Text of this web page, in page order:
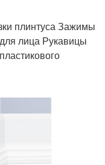
плинтуса Зажимы
лица Рукавицы